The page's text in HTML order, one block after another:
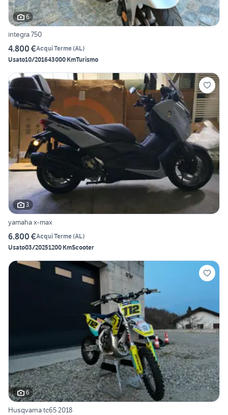
6
integra 750
4.800 €Acqui Terme(AL)
Usato10/201643000 KmTurismo
3
yamaha x-max
6.800 €Acqui Terme(AL)
Usato03/20251200 KmScooter
6
Husqvarna tc65 2018